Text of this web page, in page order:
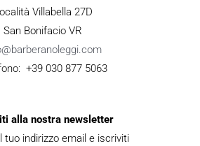
Villabella 27D
San Bonifacio VR
+39 030 877 5063
alla nostra newsletter
tuo indirizzo email e iscriviti